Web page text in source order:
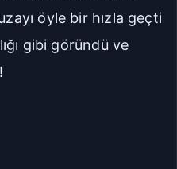
öyle bir hızla geçti
gibi göründü ve